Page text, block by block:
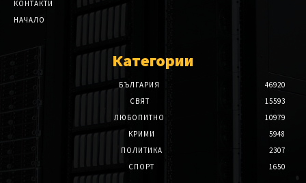
КОНТАКТИ
НАЧАЛО
Категории
БЪЛГАРИЯ
46920
СВЯТ
15593
ЛЮБОПИТНО
10979
КРИМИ
5948
ПОЛИТИКА
2307
СПОРТ
1650